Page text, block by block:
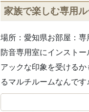
家族で楽しむ専用
場所：愛知県お部屋：
防音専用室にインスト
アックな印象を受ける
るマルチルームなんで